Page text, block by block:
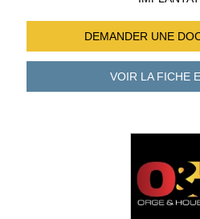
DEMANDER UNE
VOIR LA FICHE